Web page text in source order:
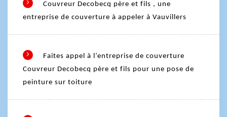
Couvreur Decobecq père et fils , une
entreprise de couverture à appeler à Vauvillers
Faites appel à l’entreprise de couverture
Couvreur Decobecq père et fils pour une pose de
peinture sur toiture